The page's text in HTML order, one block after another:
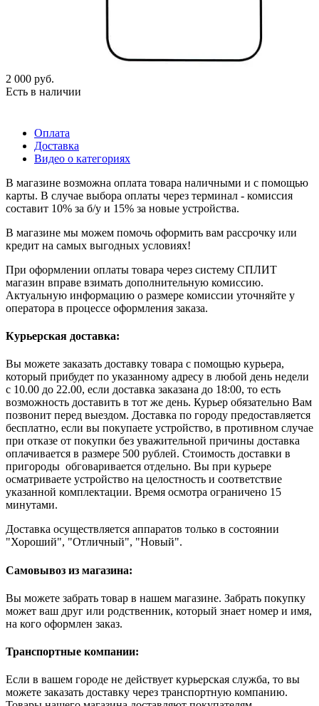
2 000 руб.
Есть в наличии
Оплата
Доставка
Видео о категориях
В магазине возможна оплата товара наличными и с помощью
карты. В случае выбора оплаты через терминал - комиссия
составит 10% за б/у и 15% за новые устройства.
В магазине мы можем помочь оформить вам рассрочку или
кредит на самых выгодных условиях!
При оформлении оплаты товара через систему СПЛИТ
магазин вправе взимать дополнительную комиссию.
Актуальную информацию о размере комиссии уточняйте у
оператора в процессе оформления заказа.
Курьерская доставка:
Вы можете заказать доставку товара с помощью курьера,
который прибудет по указанному адресу в любой день недели
с 10.00 до 22.00, если доставка заказана до 18:00, то есть
возможность доставить в тот же день. Курьер обязательно Вам
позвонит перед выездом. Доставка по городу предоставляется
бесплатно, если вы покупаете устройство, в противном случае
при отказе от покупки без уважительной причины доставка
оплачивается в размере 500 рублей. Стоимость доставки в
пригороды обговаривается отдельно. Вы при курьере
осматриваете устройство на целостность и соответствие
указанной комплектации. Время осмотра ограничено 15
минутами.
Доставка осуществляется аппаратов только в состоянии
"Хороший", "Отличный", "Новый".
Самовывоз из магазина:
Вы можете забрать товар в нашем магазине. Забрать покупку
может ваш друг или родственник, который знает номер и имя,
на кого оформлен заказ.
Транспортные компании:
Если в вашем городе не действует курьерская служба, то вы
можете заказать доставку через транспортную компанию.